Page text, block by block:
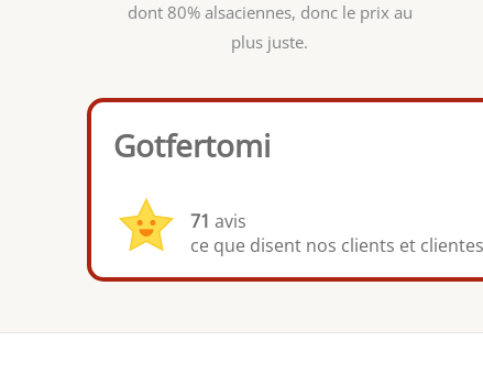
dont 80% alsaciennes, donc le prix au
plus juste.
Gotfertomi
71 avis
ce que disent nos clients et clientes